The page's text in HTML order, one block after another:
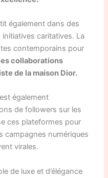
également dans des
caritatives. La
contemporains pour
collaborations
de la maison Dior.
également
de followers sur les
ces plateformes pour
campagnes numériques
virales.
de luxe et d’élégance